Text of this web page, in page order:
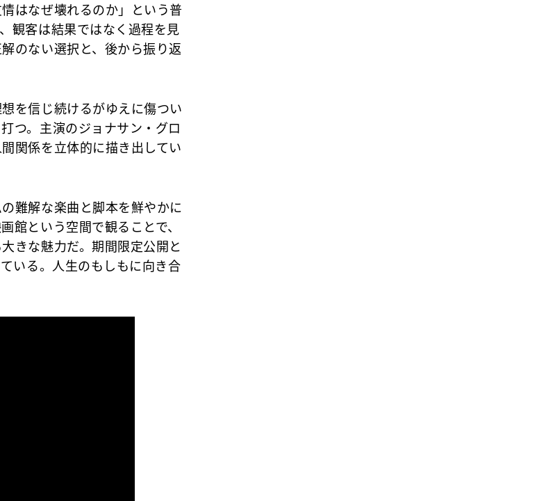
はなぜ壊れるのか」という普
観客は結果ではなく過程を見
のない選択と、後から振り返
を信じ続けるがゆえに傷つい
つ。主演のジョナサン・グロ
関係を立体的に描き出してい
難解な楽曲と脚本を鮮やかに
館という空間で観ることで、
きな魅力だ。期間限定公開と
いる。人生のもしもに向き合